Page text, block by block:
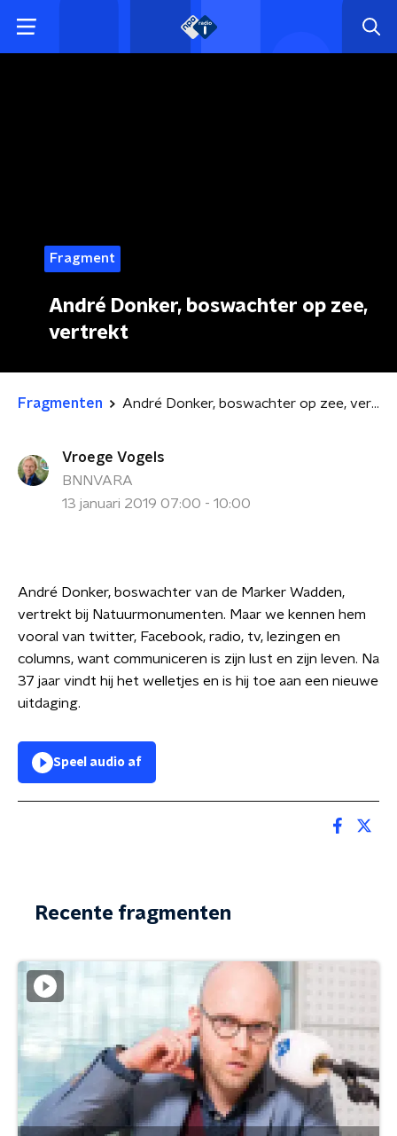
Fragment
André Donker, boswachter op zee,
vertrekt
Fragmenten André Donker, boswachter op zee, vertrekt
Vroege Vogels
BNNVARA
13 januari 2019 07:00 - 10:00
André Donker, boswachter van de Marker Wadden,
vertrekt bij Natuurmonumenten. Maar we kennen hem
vooral van twitter, Facebook, radio, tv, lezingen en
columns, want communiceren is zijn lust en zijn leven. Na
37 jaar vindt hij het welletjes en is hij toe aan een nieuwe
uitdaging.
Speel audio af
Recente fragmenten